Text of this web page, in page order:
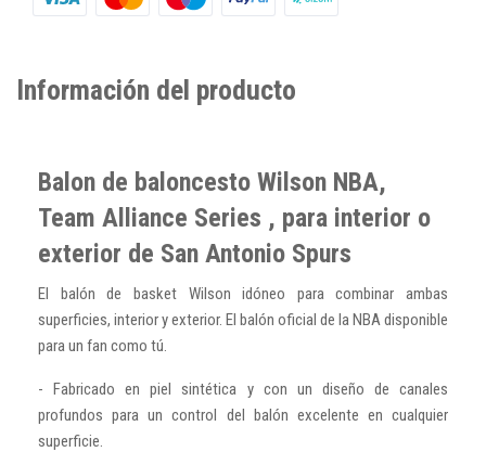
Información del producto
Balon de baloncesto Wilson NBA,
Team Alliance Series , para interior o
exterior de San Antonio Spurs
El balón de basket Wilson idóneo para combinar ambas
superficies, interior y exterior. El balón oficial de la NBA disponible
para un fan como tú.
- Fabricado en piel sintética y con un diseño de canales
profundos para un control del balón excelente en cualquier
superficie.